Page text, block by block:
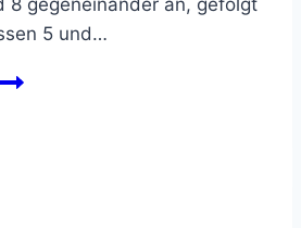
5 und…